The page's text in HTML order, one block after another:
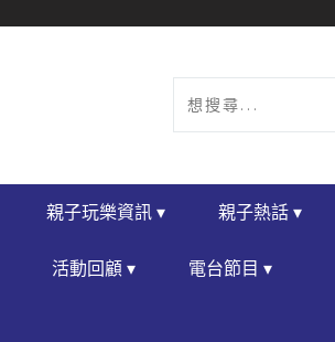
親子玩樂資訊 ▾ 親子熱話 ▾
活動回顧 ▾ 電台節目 ▾